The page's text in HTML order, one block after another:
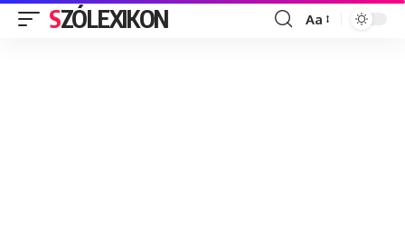
SZÓLEXIKON
Font
Aa